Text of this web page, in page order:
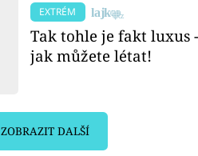
EXTRÉM
Tak tohle je fakt luxus
jak můžete létat!
ZOBRAZIT DALŠÍ